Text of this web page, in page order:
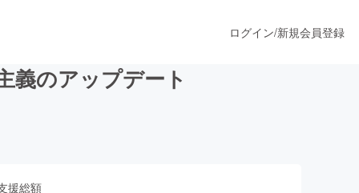
ログイン/新規会員登録
義のアップデート
援総額